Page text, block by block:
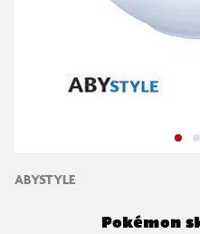
ABYSTYLE
Pokémon